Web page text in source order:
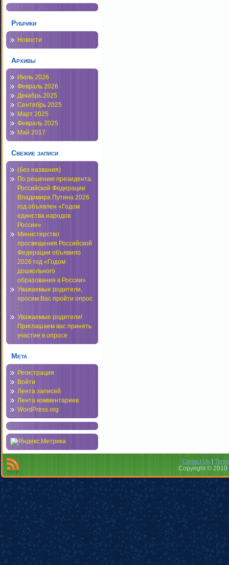
Рубрики
Новости
Архивы
Июль 2026
Февраль 2026
Декабрь 2025
Сентябрь 2025
Март 2025
Февраль 2025
Май 2017
Свежие записи
(без названия)
По решению президента
Российской Федерации
Владимира Путина 2026
год объявлен «Годом
единства народов
России»
Министерство
просвещения Российской
Федерации объявило
2026 год «Годом
дошкольного
образования в России»
Уважаемые родители,
просим Вас пройти опрос
:
Уважаемые родители!
Приглашаем вас принять
участие в опросе
Мета
Регистрация
Войти
Лента записей
Лента комментариев
WordPress.org
Contact Us
Copyright ©